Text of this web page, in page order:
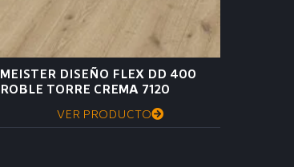
MEISTER DISEÑO FLEX DD 400
ROBLE TORRE CREMA 7120
VER PRODUCTO